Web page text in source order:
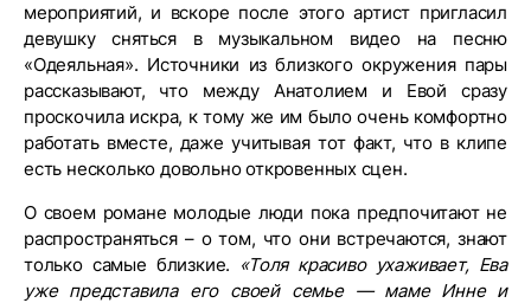
мероприятий, и вскоре после этого артист пригласил
девушку сняться в музыкальном видео на песню
«Одеяльная». Источники из близкого окружения пары
рассказывают, что между Анатолием и Евой сразу
проскочила искра, к тому же им было очень комфортно
работать вместе, даже учитывая тот факт, что в клипе
есть несколько довольно откровенных сцен.
О своем романе молодые люди пока предпочитают не
распространяться – о том, что они встречаются, знают
только самые близкие. «Толя красиво ухаживает, Ева
уже представила его своей семье — маме Инне и